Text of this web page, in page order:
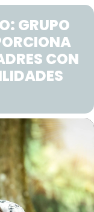
GRUPO
CON